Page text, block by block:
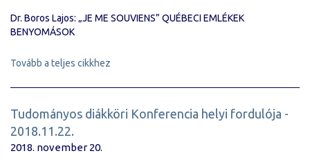
Dr. Boros Lajos: „JE ME SOUVIENS” QUÉBECI EMLÉKEK
BENYOMÁSOK
Tovább a teljes cikkhez
Tudományos diákköri Konferencia helyi fordulója -
2018.11.22.
2018. november 20.